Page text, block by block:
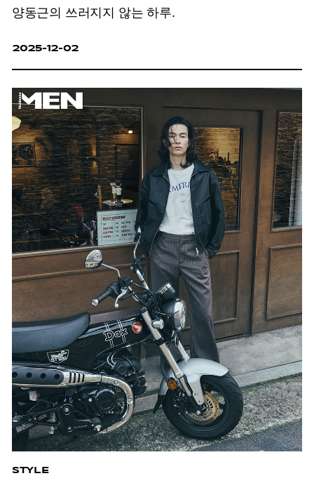
양동근의 쓰러지지 않는 하루.
2025-12-02
STYLE